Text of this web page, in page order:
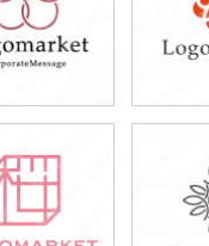
円
込54,780円) (税